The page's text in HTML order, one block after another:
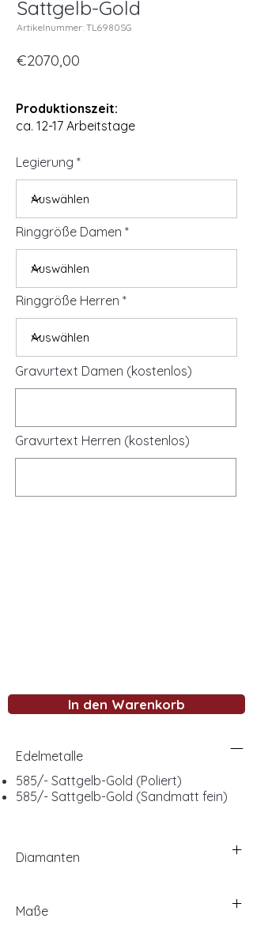
Sattgelb-Gold
Artikelnummer: TL6980SG
€2070,00
Produktionszeit:
ca. 12-17 Arbeitstage
Legierung
Ringgröße Damen
Ringgröße Herren
Gravurtext Damen (kostenlos)
Gravurtext Herren (kostenlos)
In den Warenkorb
Edelmetalle
585/- Sattgelb-Gold (Poliert)
585/- Sattgelb-Gold (Sandmatt fein)
Diamanten
Maße